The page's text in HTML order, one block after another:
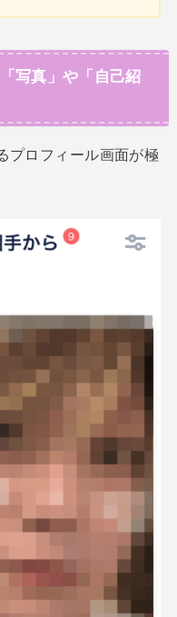
写真」や「自己紹
プロフィール画面が極